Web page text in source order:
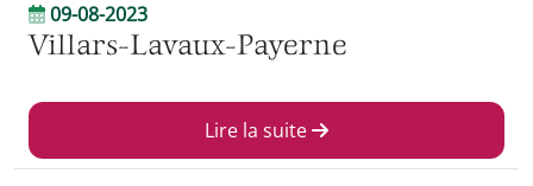
09-08-2023
Villars-Lavaux-Payerne
Lire la suite